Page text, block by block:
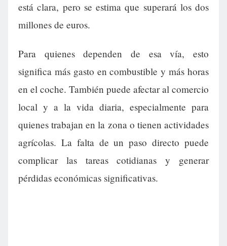
está clara, pero se estima que superará los dos
millones de euros.
Para quienes dependen de esa vía, esto
significa más gasto en combustible y más horas
en el coche. También puede afectar al comercio
local y a la vida diaria, especialmente para
quienes trabajan en la zona o tienen actividades
agrícolas. La falta de un paso directo puede
complicar las tareas cotidianas y generar
pérdidas económicas significativas.